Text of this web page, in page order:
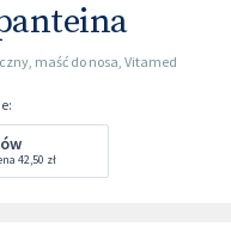
, maść do nosa, Vitamed
:
42,50 zł